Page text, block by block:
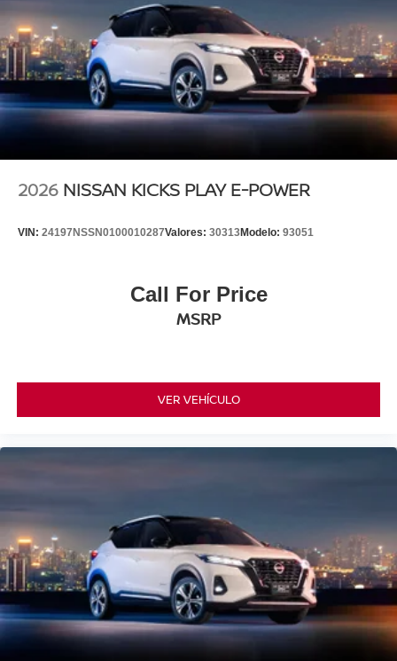
2026 NISSAN KICKS PLAY E-POWER
VIN: 24197NSSN0100010287Valores: 30313Modelo: 93051
Call For Price
MSRP
VER VEHÍCULO